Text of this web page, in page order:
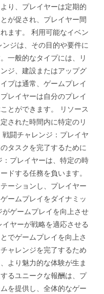
り、プレイヤーは定期的
が促され、プレイヤー間
ます。 利用可能なイベン
ジは、その目的や要件に
一般的なタイプには、リ
ジ、建設またはアップグ
プは通常、ゲームプレイ
レイヤーは自分のプレイ
とができます。 リソース
された時間内に特定のリ
闘チャレンジ：プレイヤ
タスクを完了するために
プレイヤーは、特定の時
ドする任務を負います。
ーションし、プレイヤー
ームプレイをダイナミッ
ゲームプレイを向上させ
ヤーが戦略を適応させる
でゲームプレイを向上さ
ャレンジを完了するため
より魅力的な体験が生ま
るユニークな報酬は、プ
を提供し、全体的なゲー